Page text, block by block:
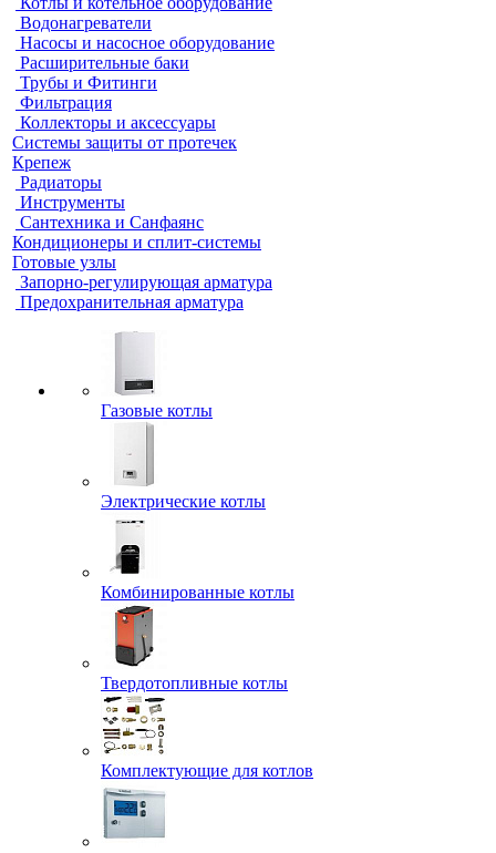
Водонагреватели
Насосы и насосное оборудование
Расширительные баки
Трубы и Фитинги
Фильтрация
Коллекторы и аксессуары
Системы защиты от протечек
Крепеж
Радиаторы
Инструменты
Сантехника и Санфаянс
Кондиционеры и сплит-системы
Готовые узлы
Запорно-регулирующая арматура
Предохранительная арматура
Газовые котлы
Электрические котлы
Комбинированные котлы
Твердотопливные котлы
Комплектующие для котлов